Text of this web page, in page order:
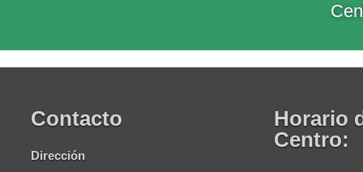
Contacto
Dirección
Horario
Centro: